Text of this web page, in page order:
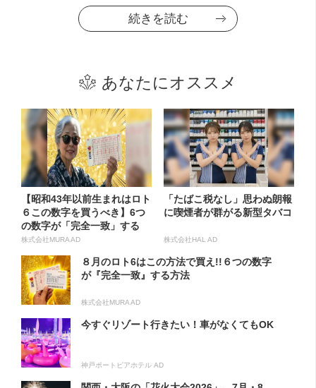
続きを読む
あなたにオススメ
【昭和43年以前生まれはロト
６この数字を買うべき】6つ
の数字が「完全一致」する
方...
株式会社MURA AD
「たばこ税なし」思わぬ朗報
に喫煙者が群がる新型タバコ
株式会社HAL AD
８月のロト6はこの方法で買え!!６つの数字
が『完全一致』する方法
株式会社MURA AD
今すぐリゾート行きたい！車がなくてもOK
神戸ポートピアホテル AD